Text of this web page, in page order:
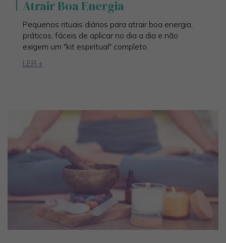
Atrair Boa Energia
Pequenos rituais diários para atrair boa energia,
práticos, fáceis de aplicar no dia a dia e não
exigem um "kit espiritual" completo.
LER +